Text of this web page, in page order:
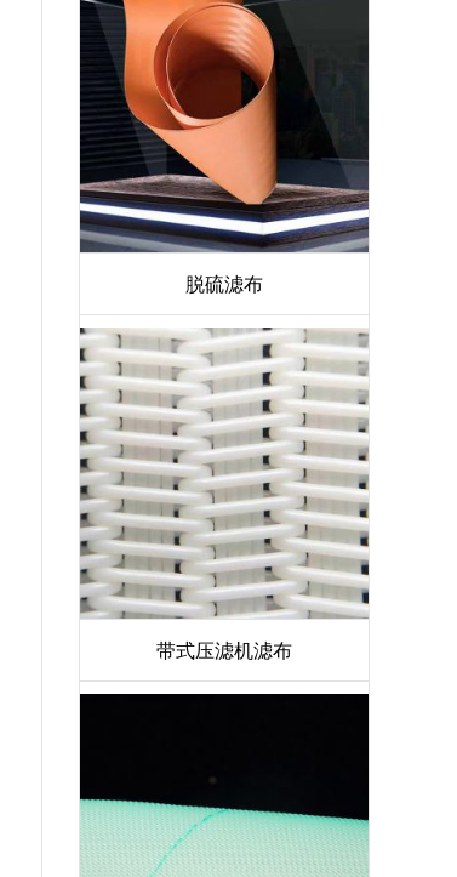
脱硫滤布
带式压滤机滤布